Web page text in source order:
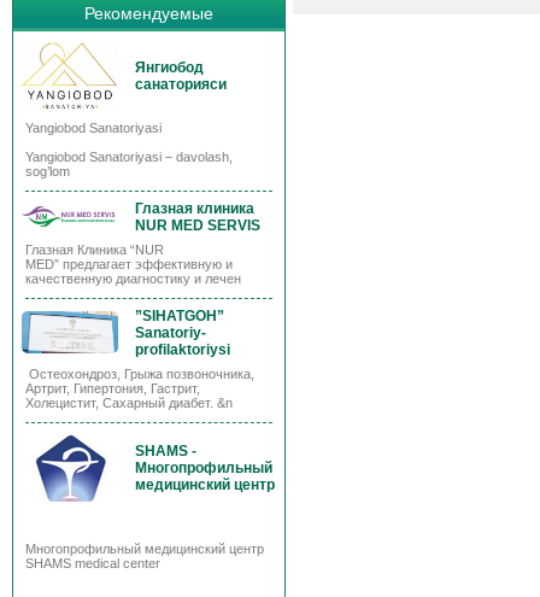
Рекомендуемые
Янгиобод
санаторияси
Yangiobod Sanatoriyasi
Yangiobod Sanatoriyasi – davolash,
sog’lom
Глазная клиника
NUR MED SERVIS
Глазная Клиника “NUR
MED” предлагает эффективную и
качественную диагностику и лечен
”SIHATGOH”
Sanatoriy-
profilaktoriysi
Остеохондроз, Грыжа позвоночника,
Артрит, Гипертония, Гастрит,
Холецистит, Сахарный диабет. &n
SHAMS -
Многопрофильный
медицинский центр
Многопрофильный медицинский центр
SHAMS medical center